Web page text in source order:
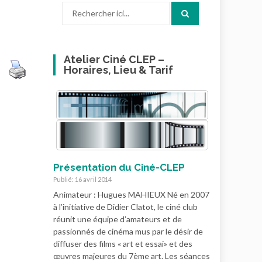
Atelier Ciné CLEP –
Horaires, Lieu & Tarif
Présentation du Ciné-CLEP
Publié: 16 avril 2014
Animateur : Hugues MAHIEUX Né en 2007
à l’initiative de Didier Clatot, le ciné club
réunit une équipe d’amateurs et de
passionnés de cinéma mus par le désir de
diffuser des films « art et essai» et des
œuvres majeures du 7ème art. Les séances